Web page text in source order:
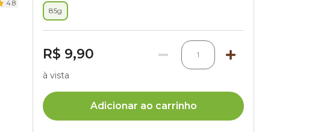
4.8
85g
R$ 9,90 1
à vista
Adicionar ao carrinho